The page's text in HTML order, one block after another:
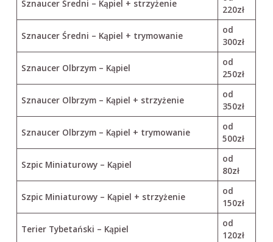
Sznaucer Średni – Kąpiel + strzyżenie
220zł
Sznaucer Średni – Kąpiel + trymowanie
od
300zł
Sznaucer Olbrzym – Kąpiel
od
250zł
Sznaucer Olbrzym – Kąpiel + strzyżenie
od
350zł
Sznaucer Olbrzym – Kąpiel + trymowanie
od
500zł
Szpic Miniaturowy – Kąpiel
od
80zł
Szpic Miniaturowy – Kąpiel + strzyżenie
od
150zł
Terier Tybetański – Kąpiel
od
120zł